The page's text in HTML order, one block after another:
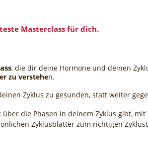
Masterclass für dich.
, die dir deine Hormone und deinen
zu verstehen.
Zyklus zu gesunden, statt weiter
über die Phasen in deinem Zyklus gibt, mit
Zyklusblätter zum richtigen